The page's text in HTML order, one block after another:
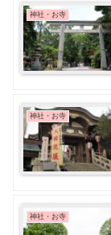
神社・お寺
神社・お寺
神社・お寺